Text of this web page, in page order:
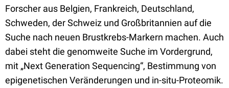
Forscher aus Belgien, Frankreich, Deutschland,
Schweden, der Schweiz und Großbritannien auf die
Suche nach neuen Brustkrebs-Markern machen. Auch
dabei steht die genomweite Suche im Vordergrund,
mit „Next Generation Sequencing“, Bestimmung von
epigenetischen Veränderungen und in-situ-Proteomik.